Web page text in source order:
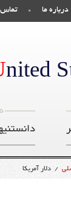
تماس درباره ما
nited
/ دلار آمریکا